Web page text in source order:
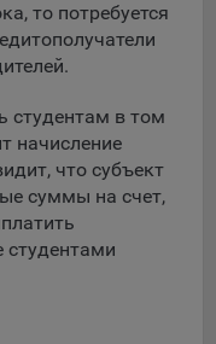
то потребуется
студентам в том
начисление
что субъект
суммы на счет,
студентами